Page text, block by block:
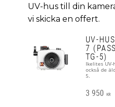
UV-hus till din
vi skicka en offert.
UV-
7
TG-5)
Ikelites UV-
också de
5.
3 950 KR